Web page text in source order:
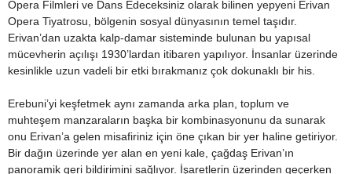
Opera Filmleri ve Dans Edeceksiniz olarak bilinen yepyeni Erivan
Opera Tiyatrosu, bölgenin sosyal dünyasının temel taşıdır.
Erivan’dan uzakta kalp-damar sisteminde bulunan bu yapısal
mücevherin açılışı 1930’lardan itibaren yapılıyor. İnsanlar üzerinde
kesinlikle uzun vadeli bir etki bırakmanız çok dokunaklı bir his.
Erebuni’yi keşfetmek aynı zamanda arka plan, toplum ve
muhteşem manzaraların başka bir kombinasyonunu da sunarak
onu Erivan’a gelen misafiriniz için öne çıkan bir yer haline getiriyor.
Bir dağın üzerinde yer alan en yeni kale, çağdaş Erivan’ın
panoramik geri bildirimini sağlıyor. İşaretlerin üzerinden geçerken